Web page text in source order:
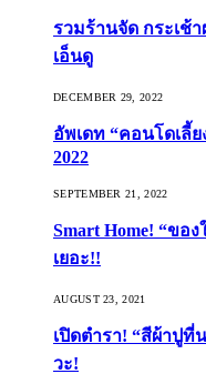
รวมร้านจัด กระเช้
เอ็นดู
DECEMBER 29, 2022
อัพเดท “คอนโดเลี้
2022
SEPTEMBER 21, 2022
Smart Home! “ขอ
เยอะ!!
AUGUST 23, 2021
เปิดตำรา! “สีผ้าปูที่
วะ!